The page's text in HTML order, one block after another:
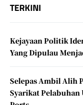
TERKINI
Kejayaan Politik
Yang Dipulau
Selepas Ambil Alih
Syarikat Pelabuhan